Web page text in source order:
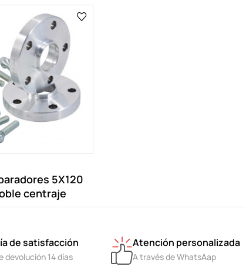
5X120
centraje
de satisfacción
devolución 14 días
Atención personalizada
A través de WhatsAap